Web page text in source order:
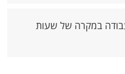
במקרה של שעות